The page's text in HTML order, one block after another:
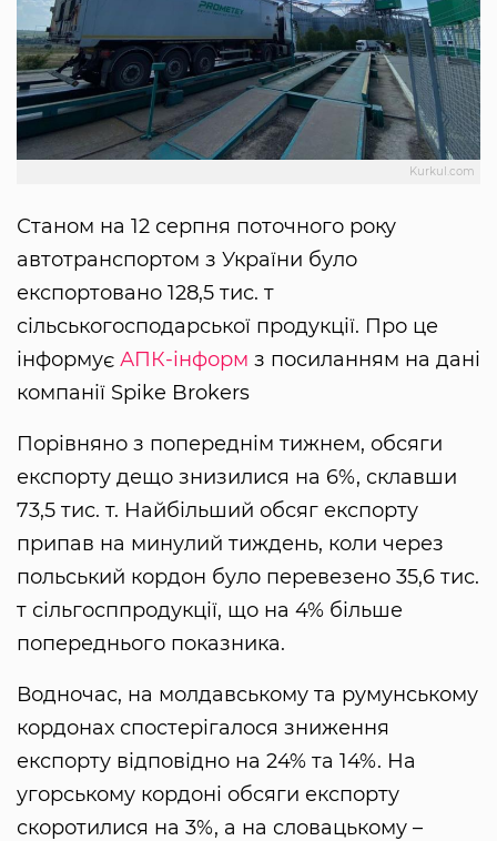
Kurkul.com
Станом на 12 серпня поточного року
автотранспортом з України було
експортовано 128,5 тис. т
сільськогосподарської продукції. Про це
інформує АПК-інформ з посиланням на дані
компанії Spike Brokers
Порівняно з попереднім тижнем, обсяги
експорту дещо знизилися на 6%, склавши
73,5 тис. т. Найбільший обсяг експорту
припав на минулий тиждень, коли через
польський кордон було перевезено 35,6 тис.
т сільгосппродукції, що на 4% більше
попереднього показника.
Водночас, на молдавському та румунському
кордонах спостерігалося зниження
експорту відповідно на 24% та 14%. На
угорському кордоні обсяги експорту
скоротилися на 3%, а на словацькому –